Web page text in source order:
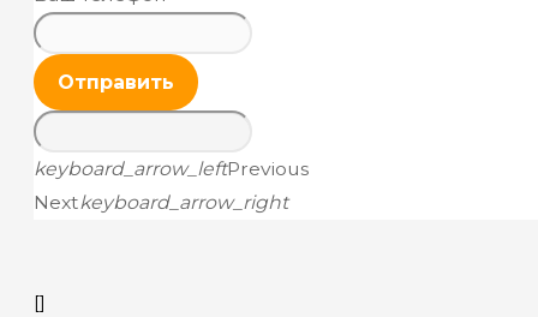
Отправить
keyboard_arrow_leftPrevious
Nextkeyboard_arrow_right
[]